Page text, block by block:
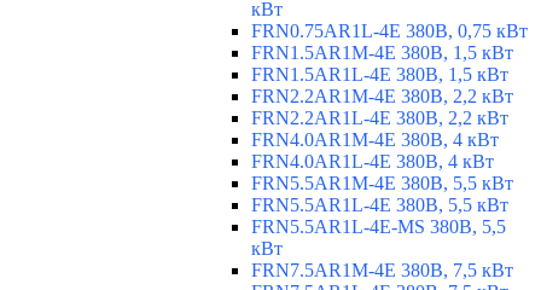
кВт
FRN0.75AR1L-4E 380В, 0,75 кВт
FRN1.5AR1M-4E 380В, 1,5 кВт
FRN1.5AR1L-4E 380В, 1,5 кВт
FRN2.2AR1M-4E 380В, 2,2 кВт
FRN2.2AR1L-4E 380В, 2,2 кВт
FRN4.0AR1M-4E 380В, 4 кВт
FRN4.0AR1L-4E 380В, 4 кВт
FRN5.5AR1M-4E 380В, 5,5 кВт
FRN5.5AR1L-4E 380В, 5,5 кВт
FRN5.5AR1L-4E-MS 380В, 5,5
кВт
FRN7.5AR1M-4E 380В, 7,5 кВт